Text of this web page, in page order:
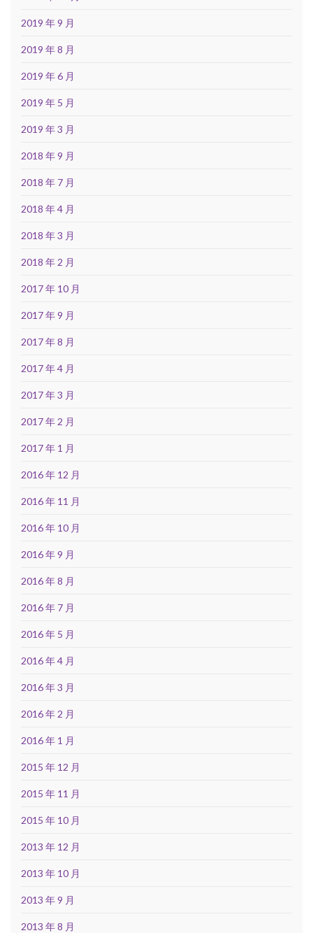
2019 年 9 月
2019 年 8 月
2019 年 6 月
2019 年 5 月
2019 年 3 月
2018 年 9 月
2018 年 7 月
2018 年 4 月
2018 年 3 月
2018 年 2 月
2017 年 10 月
2017 年 9 月
2017 年 8 月
2017 年 4 月
2017 年 3 月
2017 年 2 月
2017 年 1 月
2016 年 12 月
2016 年 11 月
2016 年 10 月
2016 年 9 月
2016 年 8 月
2016 年 7 月
2016 年 5 月
2016 年 4 月
2016 年 3 月
2016 年 2 月
2016 年 1 月
2015 年 12 月
2015 年 11 月
2015 年 10 月
2013 年 12 月
2013 年 10 月
2013 年 9 月
2013 年 8 月